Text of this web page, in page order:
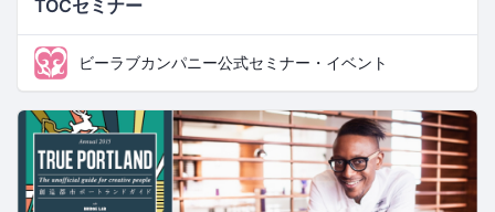
TOCセミナー
ビーラブカンパニー公式セミナー・イベント